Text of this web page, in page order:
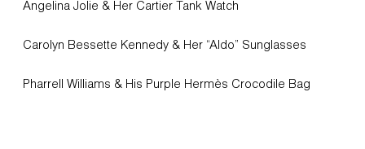
Angelina Jolie & Her Cartier Tank Watch
Carolyn Bessette Kennedy & Her “Aldo” Sunglasses
Pharrell Williams & His Purple Hermès Crocodile Bag